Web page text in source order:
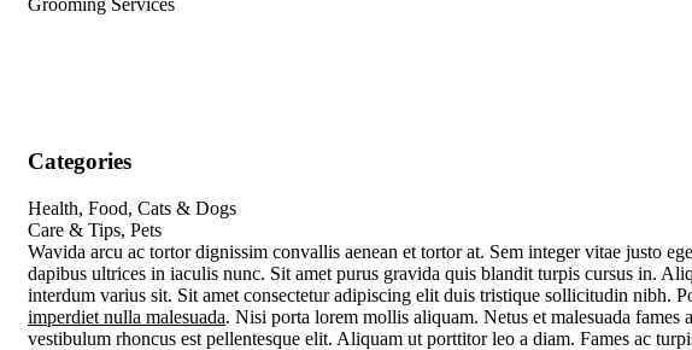
Grooming Services
Categories
Health, Food, Cats & Dogs
Care & Tips, Pets
Wavida arcu ac tortor dignissim convallis aenean et tortor at. Sem integer vitae justo
dapibus ultrices in iaculis nunc. Sit amet purus gravida quis blandit turpis cursus in.
interdum varius sit. Sit amet consectetur adipiscing elit duis tristique sollicitudin nibh.
imperdiet nulla malesuada. Nisi porta lorem mollis aliquam. Netus et malesuada fames
vestibulum rhoncus est pellentesque elit. Aliquam ut porttitor leo a diam. Fames ac